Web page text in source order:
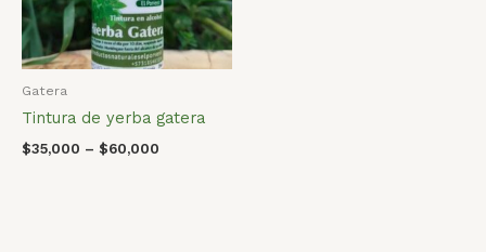
Gatera
Tintura de yerba gatera
$35,000 – $60,000